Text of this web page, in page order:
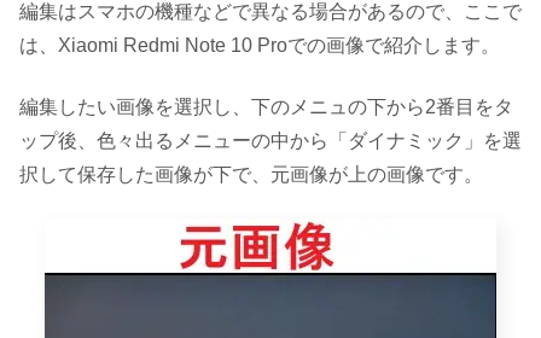
編集はスマホの機種などで異なる場合があるので、ここで
は、Xiaomi Redmi Note 10 Proでの画像で紹介します。
編集したい画像を選択し、下のメニュの下から2番目をタ
ップ後、色々出るメニューの中から「ダイナミック」を選
択して保存した画像が下で、元画像が上の画像です。